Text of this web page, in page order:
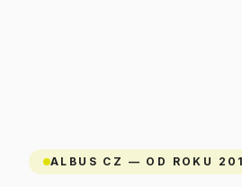
ALBUS CZ — OD ROKU